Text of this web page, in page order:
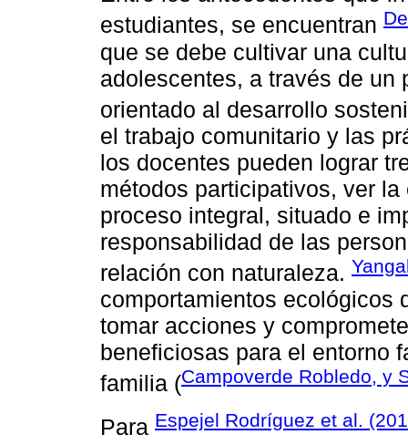
estudiantes, se encuentran
que se debe cultivar una
adolescentes, a través de un
orientado al desarrollo
el trabajo comunitario y las
los docentes pueden lograr
métodos participativos, ver
proceso integral, situado e
responsabilidad de las
relación con naturaleza.
comportamientos ecológicos
tomar acciones y
beneficiosas para el entorno
familia (Campoverde Robledo, y
Para Espejel Rodríguez et al.